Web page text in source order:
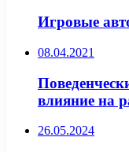
Игровые
08.04.2021
влияние на
26.05.2024